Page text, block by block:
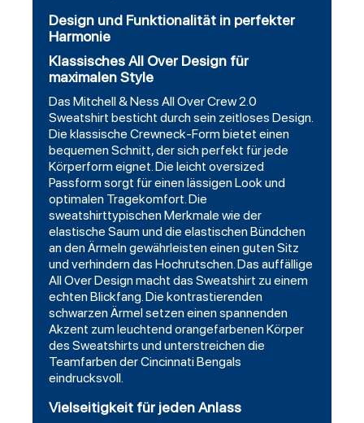
Design und Funktionalität in perfekter
Harmonie
Klassisches All Over Design für
maximalen Style
Das Mitchell & Ness All Over Crew 2.0
Sweatshirt besticht durch sein zeitloses Design.
Die klassische Crewneck-Form bietet einen
bequemen Schnitt, der sich perfekt für jede
Körperform eignet. Die leicht oversized
Passform sorgt für einen lässigen Look und
optimalen Tragekomfort. Die
sweatshirttypischen Merkmale wie der
elastische Saum und die elastischen Bündchen
an den Ärmeln gewährleisten einen guten Sitz
und verhindern das Hochrutschen. Das auffällige
All Over Design macht das Sweatshirt zu einem
echten Blickfang. Die kontrastierenden
schwarzen Ärmel setzen einen spannenden
Akzent zum leuchtend orangefarbenen Körper
des Sweatshirts und unterstreichen die
Teamfarben der Cincinnati Bengals
eindrucksvoll.
Vielseitigkeit für jeden Anlass